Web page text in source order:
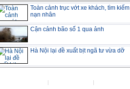
Toàn cảnh trục vớt xe khách, tìm kiếm
nạn nhân
Cận cảnh bão số 1 qua ảnh
Hà Nội lại đề xuất bịt ngã tư vừa dỡ